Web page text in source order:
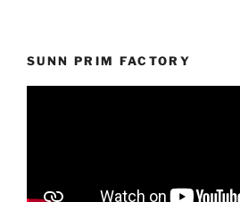
SUNN PRIM FACTORY